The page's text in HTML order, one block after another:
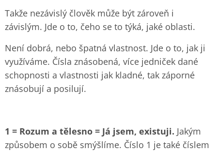
Takže nezávislý člověk může být zároveň i
závislým. Jde o to, čeho se to týká, jaké oblasti.
Není dobrá, nebo špatná vlastnost. Jde o to, jak ji
využíváme. Čísla znásobená, více jedniček dané
schopnosti a vlastnosti jak kladné, tak záporné
znásobují a posilují.
1 = Rozum a tělesno = Já jsem, existuji. Jakým
způsobem o sobě smýšlíme. Číslo 1 je také číslem